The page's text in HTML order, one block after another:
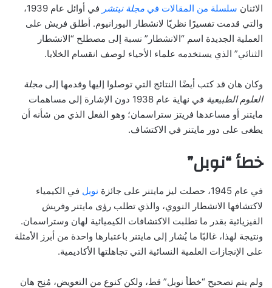
الاثنان سلسلة من المقالات في مجلة نيتشر
في أوائل عام 1939،
والتي قدمت تفسيرًا نظريًا لانشطار اليورانيوم. أطلق فريش على
العملية الجديدة اسم “الانشطار” نسبة إلى مصطلح “الانشطار
الثنائي” الذي يستخدمه علماء الأحياء لوصف انقسام الخلايا.
وكان هان قد كتب أيضًا النتائج التي توصلوا إليها وقدمها إلى مجلة
العلوم الطبيعية
في نهاية عام 1938 دون الإشارة إلى مساهمات
مايتنر أو مساعدها فريتز ستراسمان؛ وهو الفعل الذي من شأنه أن
يطغى على دور مايتنر في الاكتشاف.
خطأ “نوبل”
في عام 1945، حصلت ليز مايتنر على جائزة نوبل في الكيمياء
لاكتشافها الانشطار النووي، والذي تطلب رؤى مايتنر وفريش
الفيزيائية بقدر ما تطلبت الاكتشافات الكيميائية لهان وستراسمان.
ونتيجة لهذا، غالبًا ما يُشار إلى مايتنر باعتبارها واحدة من أبرز الأمثلة
على الإنجازات العلمية النسائية التي تجاهلتها الأكاديمية.
ولم يتم تصحيح “خطأ نوبل” قط، ولكن كنوع من التعويض، مُنِح هان